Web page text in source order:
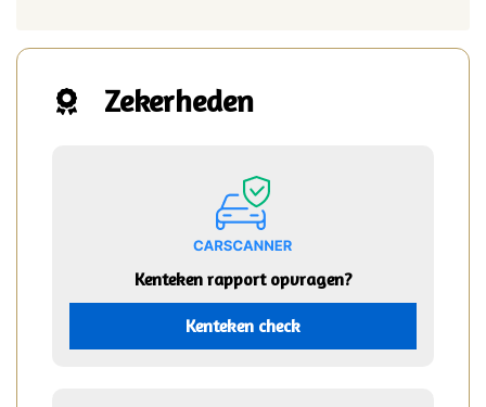
Zekerheden
Kenteken rapport opvragen?
Kenteken check